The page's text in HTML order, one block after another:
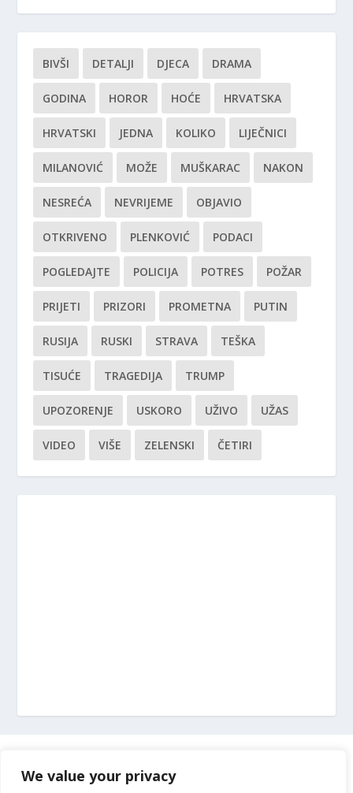
We value your privacy
BIVŠI DETALJI DJECA DRAMA
GODINA HOROR HOĆE HRVATSKA
HRVATSKI JEDNA KOLIKO LIJEČNICI
MILANOVIĆ MOŽE MUŠKARAC NAKON
NESREĆA NEVRIJEME OBJAVIO
OTKRIVENO PLENKOVIĆ PODACI
POGLEDAJTE POLICIJA POTRES POŽAR
PRIJETI PRIZORI PROMETNA PUTIN
RUSIJA RUSKI STRAVA TEŠKA
TISUĆE TRAGEDIJA TRUMP
UPOZORENJE USKORO UŽIVO UŽAS
VIDEO VIŠE ZELENSKI ČETIRI